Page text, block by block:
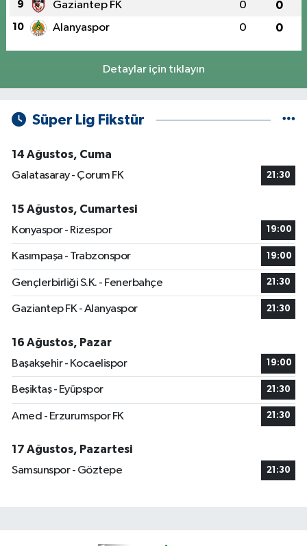
9 Gaziantep FK 0 0
10 Alanyaspor 0 0
Detaylar için tıklayın
Süper Lig Fikstür
14 Ağustos, Cuma
Galatasaray - Çorum FK
21:30
15 Ağustos, Cumartesi
Konyaspor - Rizespor
19:00
Kasımpaşa - Trabzonspor 19:00
Gençlerbirliği S.K. - Fenerbahçe 21:30
Gaziantep FK - Alanyaspor 21:30
16 Ağustos, Pazar
Başakşehir - Kocaelispor
19:00
Beşiktaş - Eyüpspor 21:30
Amed - Erzurumspor FK 21:30
17 Ağustos, Pazartesi
Samsunspor - Göztepe
21:30